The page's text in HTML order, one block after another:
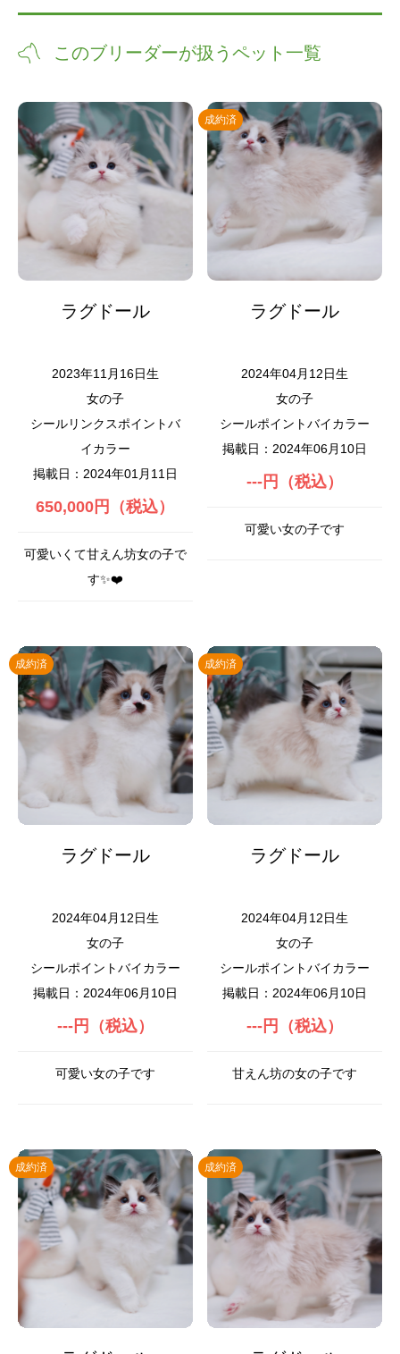
このブリーダーが扱うペット一覧
ラグドール
2023年11月16日生
女の子
シールリンクスポイントバ
イカラー
掲載日：2024年01月11日
650,000円（税込）
可愛いくて甘えん坊女の子で
す✨❤️
成約済
ラグドール
2024年04月12日生
女の子
シールポイントバイカラー
掲載日：2024年06月10日
---円（税込）
可愛い女の子です
成約済
ラグドール
2024年04月12日生
女の子
シールポイントバイカラー
掲載日：2024年06月10日
---円（税込）
可愛い女の子です
成約済
ラグドール
2024年04月12日生
女の子
シールポイントバイカラー
掲載日：2024年06月10日
---円（税込）
甘えん坊の女の子です
成約済 成約済